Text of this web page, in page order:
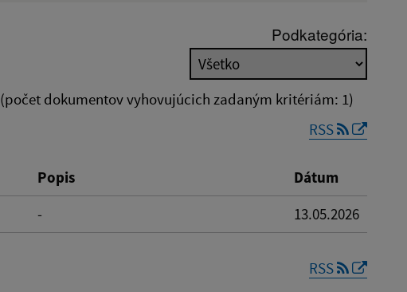
Podkategória:
dokumentov vyhovujúcich zadaným kritériám: 1)
RSS
Popis
Dátum
- 13.05.2026
RSS